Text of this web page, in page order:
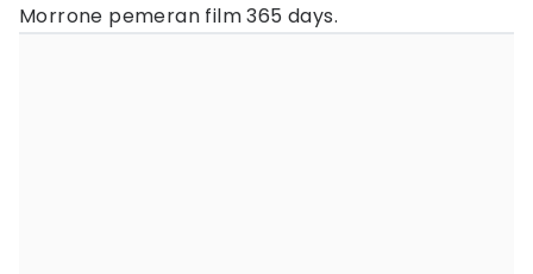
Morrone pemeran film 365 days.